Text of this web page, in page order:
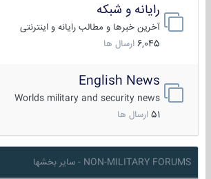
رایانه و شبکه
آخرین خبرها و مطالب رایانه و اینترنتی
6,045 ارسال ها
English News
Worlds military and security news
51 ارسال ها
NON-MILITARY FORUMS - سایر بخشها